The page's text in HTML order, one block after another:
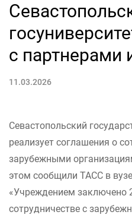
с партнерами
11.03.2026
Севастопольский
реализует соглашения о
зарубежными
этом сообщили ТАСС в
«Учреждением заключено
сотрудничестве с